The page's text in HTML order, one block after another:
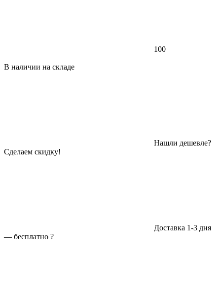
100
В наличии на складе
Нашли дешевле?
Сделаем скидку!
Доставка 1-3 дня
— бесплатно ?